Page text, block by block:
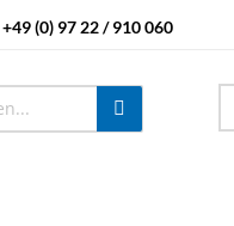
+49 (0) 97 22 / 910 060